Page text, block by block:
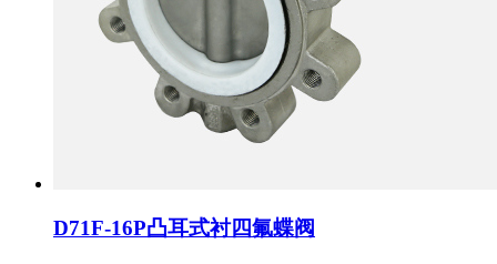
D71F-16P凸耳式衬四氟蝶阀